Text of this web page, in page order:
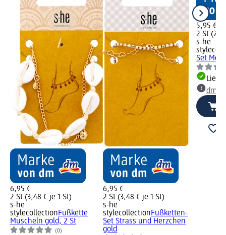
6,95 €
2 St (3,48 € je 1 St)
s-he
stylecollectionFußkette
Muscheln gold, 2 St
(0)
6,95 €
2 St (3,48 € je 1 St)
s-he
stylecollectionFußketten-
Set Strass und Herzchen
gold
5,95 €
2 St
s-he
Set
dm